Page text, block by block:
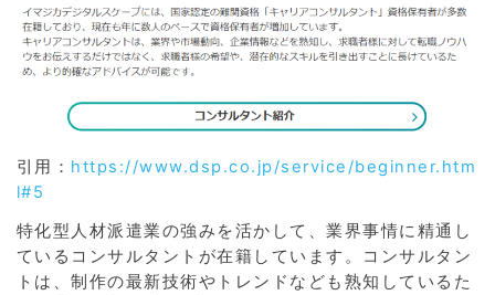
引用： https://www.dsp.co.jp/service/beginner.htm
l#5
特化型人材派遣業の強みを活かして、業界事情に精通し
ているコンサルタントが在籍しています。コンサルタン
トは、制作の最新技術やトレンドなども熟知しているた